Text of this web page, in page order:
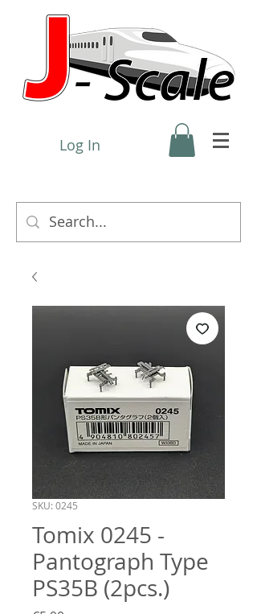
Log In
SKU: 0245
Tomix 0245 -
Pantograph Type
PS35B (2pcs.)